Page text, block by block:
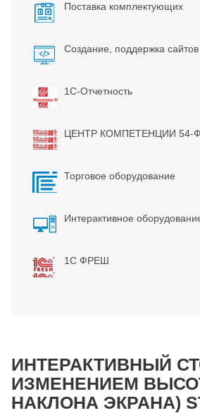
Поставка комплектующих
Создание, поддержка сайтов
1С-Отчетность
ЦЕНТР КОМПЕТЕНЦИИ 54-
Торговое оборудование
Интерактивное
1С ФРЕШ
ИНТЕРАКТИВНЫЙ
ИЗМЕНЕНИЕМ
НАКЛОНА ЭКРАНА)